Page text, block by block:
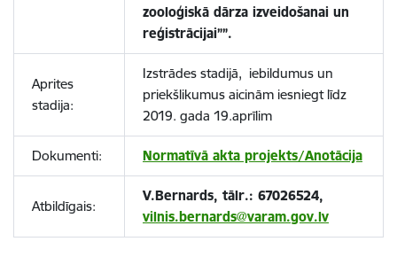
zooloģiskā dārza izveidošanai un
reģistrācijai””.
Aprites
stadija:
Izstrādes stadijā, iebildumus un
priekšlikumus aicinām iesniegt līdz
2019. gada 19.aprīlim
Dokumenti: Normatīvā akta projekts/Anotācija
Atbildīgais:
V.Bernards, tālr.: 67026524,
vilnis.bernards@varam.gov.lv